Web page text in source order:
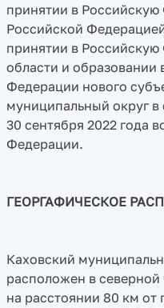
принятии в
Российской
принятии в
области и образовании
Федерации нового
муниципальный округ в
30 сентября 2022 года
Федерации.
ГЕОРГАФИЧЕСКОЕ
Каховский
расположен в северной
на расстоянии 80 км от